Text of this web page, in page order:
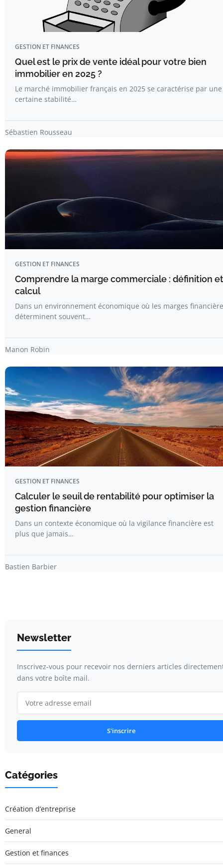
GESTION ET FINANCES
Quel est le prix de vente idéal pour votre bien
immobilier en 2025 ?
Le marché immobilier français en 2025 se caractérise par une
certaine stabilité…
Sébastien Rousseau
GESTION ET FINANCES
Comprendre la marge commerciale : définition et
calcul
Dans un environnement économique où les marges
déterminent souvent…
Manon Robin
GESTION ET FINANCES
Calculer le seuil de rentabilité pour optimiser la
gestion financière
Dans un contexte économique où la vigilance financière est
plus que jamais…
Bastien Barbier
Newsletter
Inscrivez-vous pour recevoir nos derniers articles
dans votre boîte mail.
S'inscrire
Catégories
Création d’entreprise
General
Gestion et finances